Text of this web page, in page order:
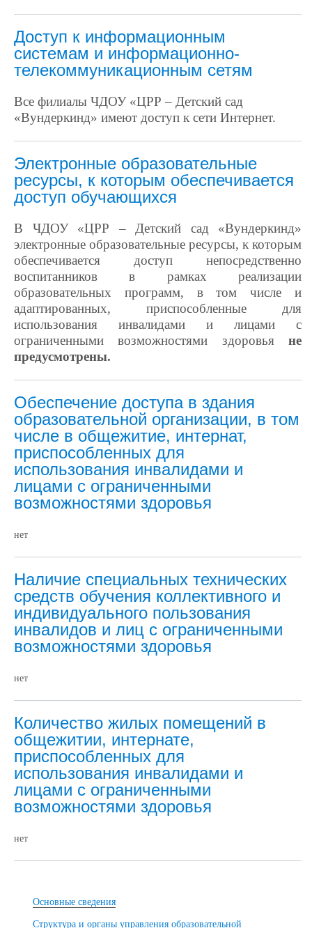
Доступ к информационным
системам и информационно-
телекоммуникационным сетям
Все филиалы ЧДОУ «ЦРР – Детский сад
«Вундеркинд» имеют доступ к сети Интернет.
Электронные образовательные
ресурсы, к которым обеспечивается
доступ обучающихся
В ЧДОУ «ЦРР – Детский сад «Вундеркинд»
электронные образовательные ресурсы, к которым
обеспечивается доступ непосредственно
воспитанников в рамках реализации
образовательных программ, в том числе и
адаптированных, приспособленные для
использования инвалидами и лицами с
ограниченными возможностями здоровья не
предусмотрены.
Обеспечение доступа в здания
образовательной организации, в том
числе в общежитие, интернат,
приспособленных для
использования инвалидами и
лицами с ограниченными
возможностями здоровья
нет
Наличие специальных технических
средств обучения коллективного и
индивидуального пользования
инвалидов и лиц с ограниченными
возможностями здоровья
нет
Количество жилых помещений в
общежитии, интернате,
приспособленных для
использования инвалидами и
лицами с ограниченными
возможностями здоровья
нет
Основные сведения
Структура и органы управления образовательной